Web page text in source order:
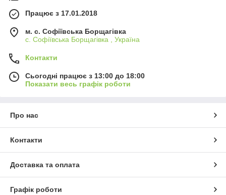
Працює з 17.01.2018
м. c. Софіївська Борщагівка
c. Софіївська Борщагівка , Україна
Контакти
Сьогодні працює з 13:00 до 18:00
Показати весь графік роботи
Про нас
Контакти
Доставка та оплата
Графік роботи